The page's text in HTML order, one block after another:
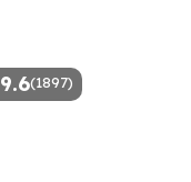
9.6(1897)